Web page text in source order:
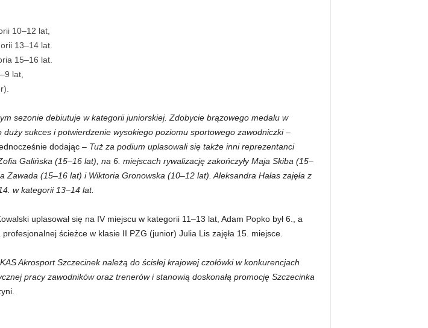
10–12 lat,
13–14 lat.
15–16 lat.
lat,
sezonie debiutuje w kategorii juniorskiej. Zdobycie brązowego medalu w
sukces i potwierdzenie wysokiego poziomu sportowego zawodniczki–
dodając – Tuż za podium uplasowali się także inni reprezentanci
Galińska (15–16 lat), na 6. miejscach rywalizację zakończyły Maja Skiba (15–
(15–16 lat) i Wiktoria Gronowska (10–12 lat). Aleksandra Hałas zajęła z
w kategorii 13–14 lat.
uplasował się na IV miejscu w kategorii 11–13 lat, Adam Popko był 6., a
ścieżce w klasie II PZG (junior) Julia Lis zajęła 15. miejsce.
Akrosport Szczecinek należą do ścisłej krajowej czołówki w konkurencjach
pracy zawodników oraz trenerów i stanowią doskonałą promocję Szczecinka